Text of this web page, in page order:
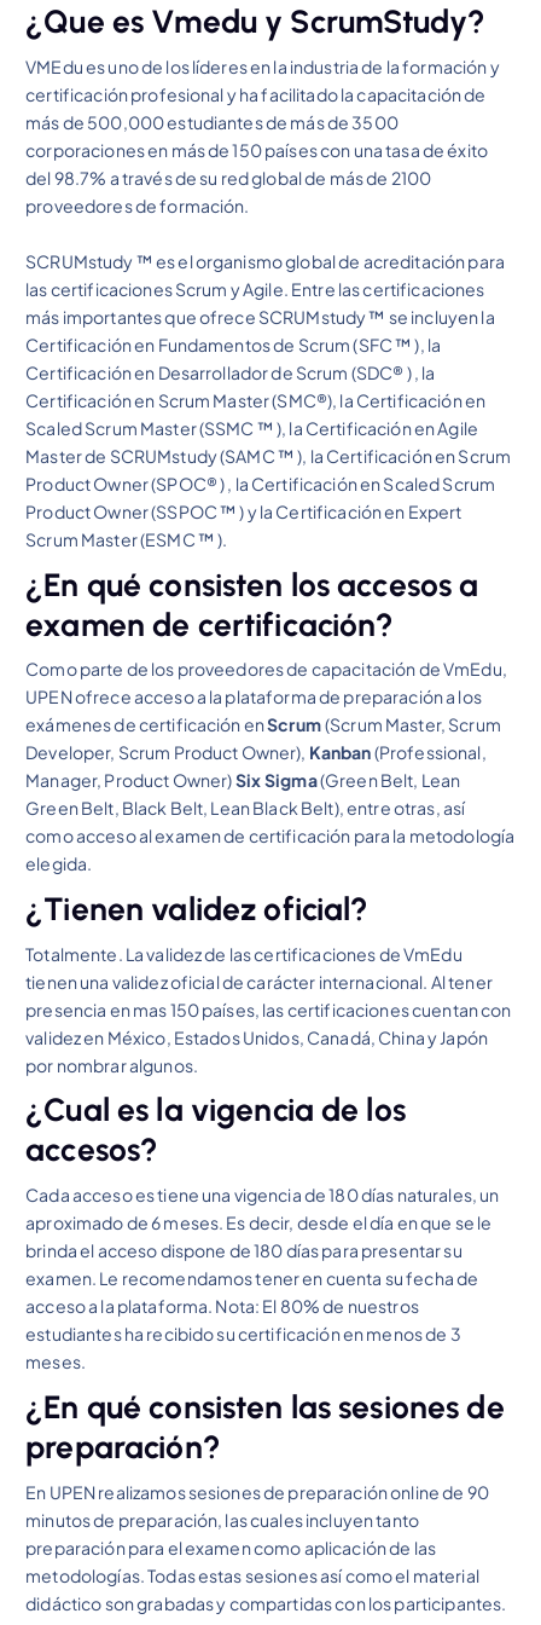
¿Que es Vmedu y ScrumStudy?
VMEdu es uno de los líderes en la industria de la formación y
certificación profesional y ha facilitado la capacitación de
más de 500,000 estudiantes de más de 3500
corporaciones en más de 150 países con una tasa de éxito
del 98.7% a través de su red global de más de 2100
proveedores de formación.
SCRUMstudy ™ es el organismo global de acreditación para
las certificaciones Scrum y Agile. Entre las certificaciones
más importantes que ofrece SCRUMstudy ™ se incluyen la
Certificación en Fundamentos de Scrum (SFC ™ ), la
Certificación en Desarrollador de Scrum (SDC® ) , la
Certificación en Scrum Master (SMC®), la Certificación en
Scaled Scrum Master (SSMC ™ ), la Certificación en Agile
Master de SCRUMstudy (SAMC ™ ), la Certificación en Scrum
Product Owner (SPOC® ) , la Certificación en Scaled Scrum
Product Owner (SSPOC ™ ) y la Certificación en Expert
Scrum Master (ESMC ™ ).
¿En qué consisten los accesos a
examen de certificación?
Como parte de los proveedores de capacitación de VmEdu,
UPEN ofrece acceso a la plataforma de preparación a los
exámenes de certificación enScrum(Scrum Master, Scrum
Developer, Scrum Product Owner), Kanban(Professional,
Manager, Product Owner)Six Sigma(Green Belt, Lean
Green Belt, Black Belt, Lean Black Belt), entre otras, así
como acceso al examen de certificación para la metodología
elegida.
¿Tienen validez oficial?
Totalmente. La validez de las certificaciones de VmEdu
tienen una validez oficial de carácter internacional. Al tener
presencia en mas 150 países, las certificaciones cuentan con
validez en México, Estados Unidos, Canadá, China y Japón
por nombrar algunos.
¿Cual es la vigencia de los
accesos?
Cada acceso es tiene una vigencia de 180 días naturales, un
aproximado de 6 meses. Es decir, desde el día en que se le
brinda el acceso dispone de 180 días para presentar su
examen. Le recomendamos tener en cuenta su fecha de
acceso a la plataforma. Nota: El 80% de nuestros
estudiantes ha recibido su certificación en menos de 3
meses.
¿En qué consisten las sesiones de
preparación?
En UPEN realizamos sesiones de preparación online de 90
minutos de preparación, las cuales incluyen tanto
preparación para el examen como aplicación de las
metodologías. Todas estas sesiones así como el material
didáctico son grabadas y compartidas con los participantes.